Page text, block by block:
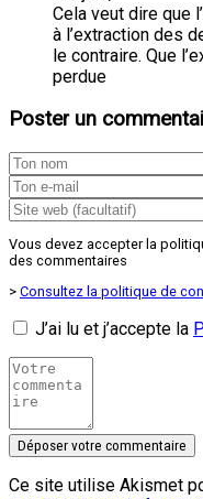
Cela veut dire que
à l’extraction des
le contraire. Que
perdue
Poster un
Vous devez accepter la
des commentaires
> Consultez la politique de
J’ai lu et j’accepte la
Ce site utilise Akismet